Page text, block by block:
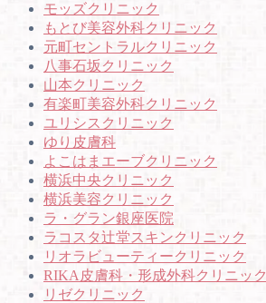
モッズクリニック
もとび美容外科クリニック
元町セントラルクリニック
八事石坂クリニック
山本クリニック
有楽町美容外科クリニック
ユリシスクリニック
ゆり皮膚科
よこはまエーブクリニック
横浜中央クリニック
横浜美容クリニック
ラ・グラン銀座医院
ラコスタ辻堂スキンクリニック
リオラビューティークリニック
RIKA皮膚科・形成外科クリニック
リゼクリニック